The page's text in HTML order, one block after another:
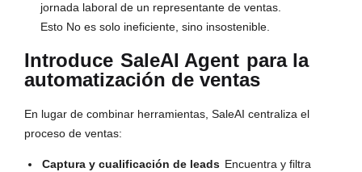
jornada laboral de un representante de ventas.
Esto No es solo ineficiente, sino insostenible.
Introduce SaleAI Agent para la
automatización de ventas
En lugar de combinar herramientas, SaleAI centraliza el
proceso de ventas:
Captura y cualificación de leads Encuentra y filtra